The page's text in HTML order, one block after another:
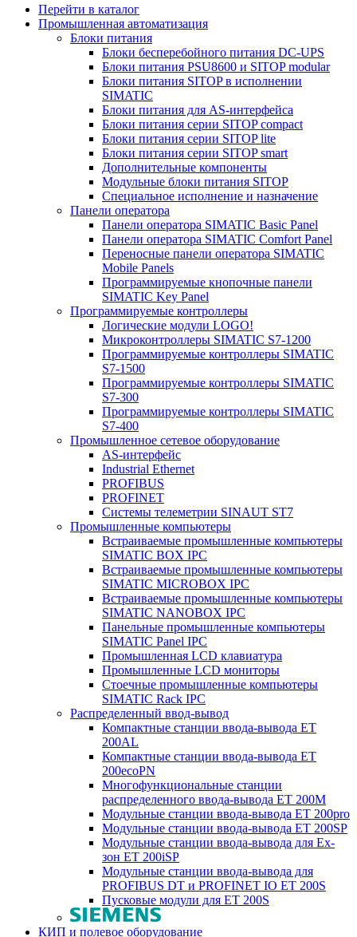
Перейти в каталог
Промышленная автоматизация
Блоки питания
Блоки бесперебойного питания DC-UPS
Блоки питания PSU8600 и SITOP modular
Блоки питания SITOP в исполнении
SIMATIC
Блоки питания для AS-интерфейса
Блоки питания серии SITOP compact
Блоки питания серии SITOP lite
Блоки питания серии SITOP smart
Дополнительные компоненты
Модульные блоки питания SITOP
Специальное исполнение и назначение
Панели оператора
Панели оператора SIMATIC Basic Panel
Панели оператора SIMATIC Comfort Panel
Переносные панели оператора SIMATIC
Mobile Panels
Программируемые кнопочные панели
SIMATIC Key Panel
Программируемые контроллеры
Логические модули LOGO!
Микроконтроллеры SIMATIC S7-1200
Программируемые контроллеры SIMATIC
S7-1500
Программируемые контроллеры SIMATIC
S7-300
Программируемые контроллеры SIMATIC
S7-400
Промышленное сетевое оборудование
AS-интерфейс
Industrial Ethernet
PROFIBUS
PROFINET
Системы телеметрии SINAUT ST7
Промышленные компьютеры
Встраиваемые промышленные компьютеры
SIMATIC BOX IPC
Встраиваемые промышленные компьютеры
SIMATIC MICROBOX IPC
Встраиваемые промышленные компьютеры
SIMATIC NANOBOX IPC
Панельные промышленные компьютеры
SIMATIC Panel IPC
Промышленная LCD клавиатура
Промышленные LCD мониторы
Стоечные промышленные компьютеры
SIMATIC Rack IPC
Распределенный ввод-вывод
Компактные станции ввода-вывода ET
200AL
Компактные станции ввода-вывода ET
200ecoPN
Многофункциональные станции
распределенного ввода-вывода ET 200M
Модульные станции ввода-вывода ET 200pro
Модульные станции ввода-вывода ET 200SP
Модульные станции ввода-вывода для Ex-
зон ET 200iSP
Модульные станции ввода-вывода для
PROFIBUS DT и PROFINET IO ET 200S
Пусковые модули для ET 200S
КИП и полевое оборудование